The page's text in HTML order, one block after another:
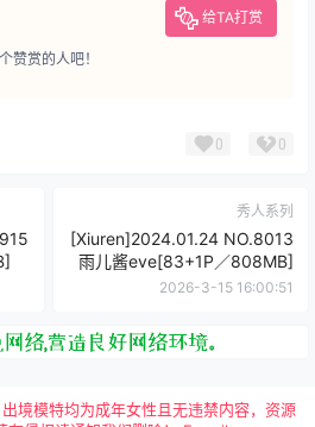
给TA打赏
赞赏的人吧！
0 0
秀人系列
[Xiuren]2024.01.24 NO.8013
雨儿酱eve[83+1P／808MB]
2026-3-15 16:00:51
境模特均为成年女性且无违禁内容，资源